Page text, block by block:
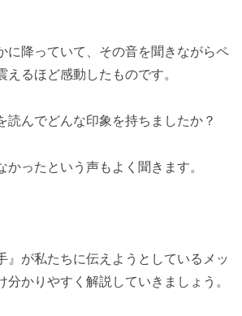
に降っていて、その音を聞きながらペ
えるほど感動したものです。
読んでどんな印象を持ちましたか？
ったという声もよく聞きます。
』が私たちに伝えようとしているメッ
分かりやすく解説していきましょう。